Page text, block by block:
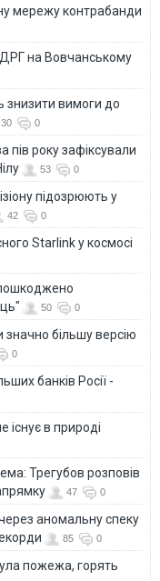
мережу контрабанди
на Вовчанському
знизити вимоги до
30 0
пів року зафіксували
53 0
підозрюють у
42 0
Starlink у космосі
50 0
значно більшу версію
0
банків Росії -
існує в природі
Трегубов розповів
47 0
аномальну спеку
85 0
пожежа, горять